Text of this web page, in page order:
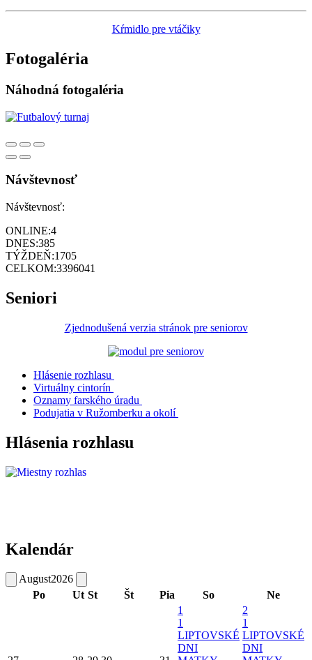
Kŕmidlo pre vtáčiky
Fotogaléria
Náhodná fotogaléria
Návštevnosť
Návštevnosť:
ONLINE:4
DNES:385
TÝŽDEŇ:1705
CELKOM:3396041
Seniori
Zjednodušená verzia stránok pre seniorov
Hlásenie rozhlasu
Virtuálny cintorín
Oznamy farského úradu
Podujatia v Ružomberku a okolí
Hlásenia rozhlasu
Kalendár
August2026
Po
Ut St Št Pia So Ne
1
1
LIPTOVSKÉ
DNI
2
1
LIPTOVSKÉ
DNI